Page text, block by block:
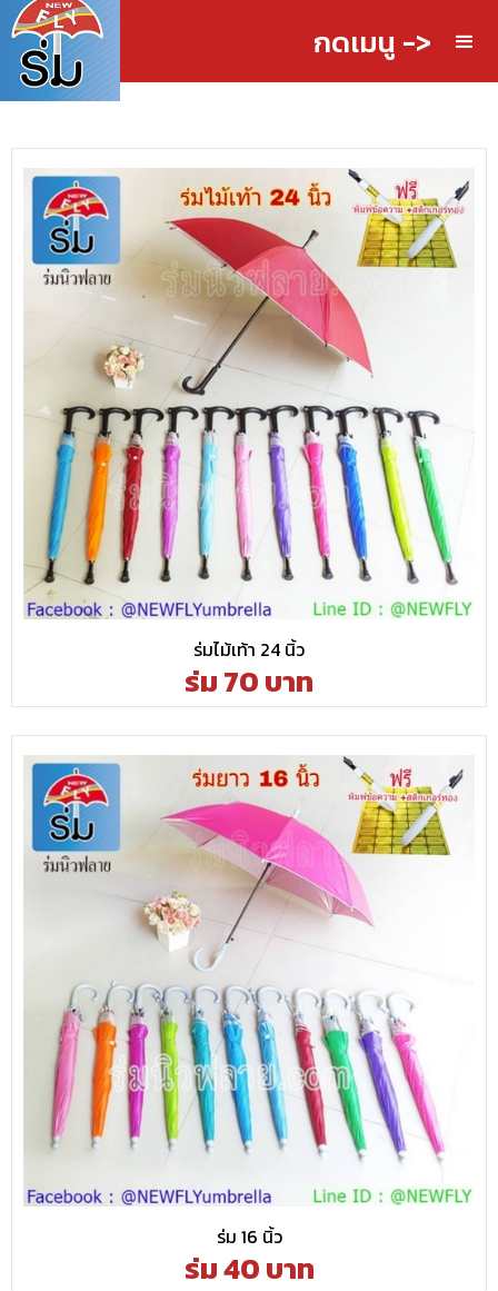
กดเมนู ->
ร่มไม้เท้า 24 นิ้ว
ร่ม 70 บาท
ร่ม 16 นิ้ว
ร่ม 40 บาท